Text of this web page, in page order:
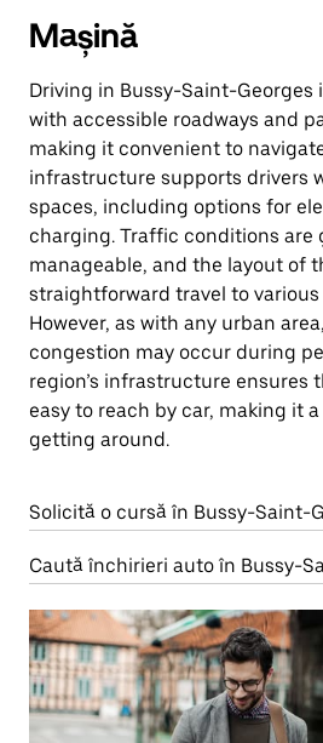
Mașină
Driving in Bussy-Saint-
with accessible roadways and
making it convenient to
infrastructure supports drivers
spaces, including options for
charging. Traffic conditions are
manageable, and the layout of
straightforward travel to
However, as with any urban
congestion may occur during
region’s infrastructure ensures
easy to reach by car, making it
getting around.
Solicită o cursă în Bussy-Saint-
Caută închirieri auto în Bussy-